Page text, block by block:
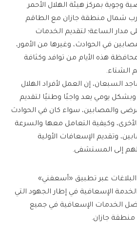
4 فرق أرضية وجوية بمركز هيئة الهلال الأحمر
شمال منطقة جازان مع الطاقم
مدار الساعة؛ لتقديم الخدمات
في الحوادث، وغيرها من الأمور،
هذه الأيام من توافد وكثافة
الشتاء.
السبعان، إن العمل لأفراد الهلال
وبشكل يومي يعد واجبًا وطنيًا لتقديم
والمصابين، سواء كان في الحوادث
وكيفية التعامل معها والسرعة
وتقديم الإسعافات الأولية
إلى المستشفى.
عبر تطبيق «أسعفني»
الإسعافية في إطار الجهود التي
الخدمات الإسعافية في جميع
جازان.